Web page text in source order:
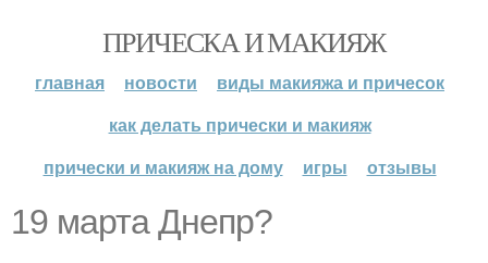
ПРИЧЕСКА И МАКИЯЖ
главная новости
виды макияжа и причесок
как делать прически и макияж
прически и макияж на дому
игры отзывы
19 марта Днепр?